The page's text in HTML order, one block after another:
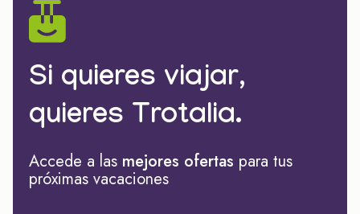
Si quieres viajar,
quieres Trotalia.
Accede a las mejores ofertas para tus
próximas vacaciones